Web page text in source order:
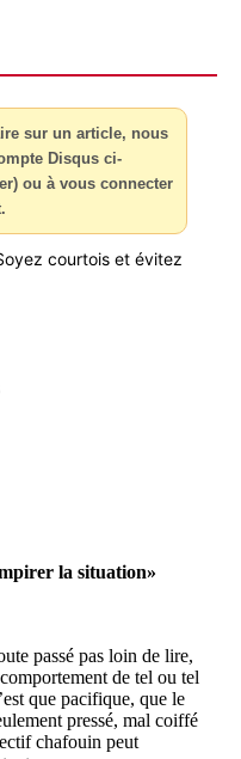
sur un article, nous
Disqus ci-
ou à vous connecter
courtois et évitez